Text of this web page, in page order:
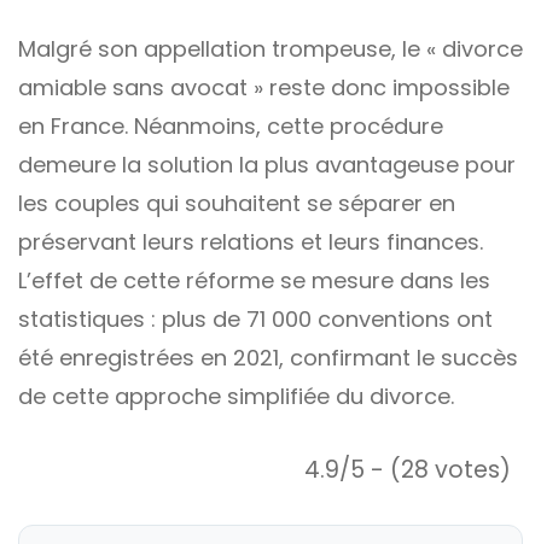
Malgré son appellation trompeuse, le « divorce
amiable sans avocat » reste donc impossible
en France. Néanmoins, cette procédure
demeure la solution la plus avantageuse pour
les couples qui souhaitent se séparer en
préservant leurs relations et leurs finances.
L’effet de cette réforme se mesure dans les
statistiques : plus de 71 000 conventions ont
été enregistrées en 2021, confirmant le succès
de cette approche simplifiée du divorce.
4.9/5 - (28 votes)